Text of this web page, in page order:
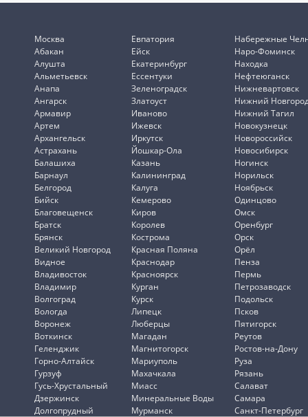
Москва
Абакан
Алушта
Альметьевск
Анапа
Ангарск
Армавир
Артем
Архангельск
Астрахань
Балашиха
Барнаул
Белгород
Бийск
Благовещенск
Братск
Брянск
Великий Новгород
Видное
Владивосток
Владимир
Волгоград
Вологда
Воронеж
Воткинск
Геленджик
Горно-Алтайск
Гурзуф
Гусь-Хрустальный
Дзержинск
Долгопрудный
Евпатория
Ейск
Екатеринбург
Ессентуки
Зеленоградск
Златоуст
Иваново
Ижевск
Иркутск
Йошкар-Ола
Казань
Калининград
Калуга
Кемерово
Киров
Королев
Кострома
Красная Поляна
Краснодар
Красноярск
Курган
Курск
Липецк
Люберцы
Магадан
Магнитогорск
Мариуполь
Махачкала
Миасс
Минеральные Воды
Мурманск
Набережные
Наро-Фоминск
Находка
Нефтеюганск
Нижневартовск
Нижний
Нижний Тагил
Новокузнецк
Новороссийск
Новосибирск
Ногинск
Норильск
Ноябрьск
Одинцово
Омск
Оренбург
Орск
Орёл
Пенза
Пермь
Петрозаводск
Подольск
Псков
Пятигорск
Реутов
Ростов-на-Дону
Руза
Рязань
Салават
Самара
Санкт-Петербург